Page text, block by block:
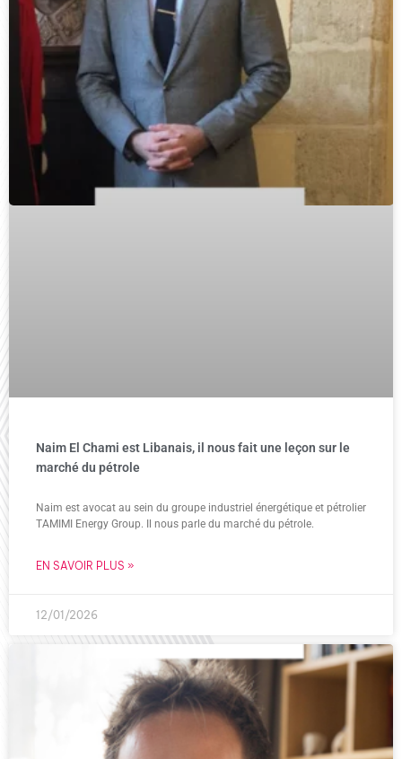
Naim El Chami est Libanais, il nous fait une leçon sur le
marché du pétrole
Naim est avocat au sein du groupe industriel énergétique et pétrolier
TAMIMI Energy Group. Il nous parle du marché du pétrole.
EN SAVOIR PLUS »
12/01/2026